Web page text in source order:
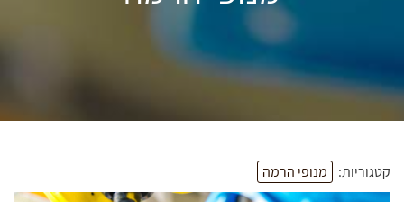
קטגוריות: מנופי הרמה